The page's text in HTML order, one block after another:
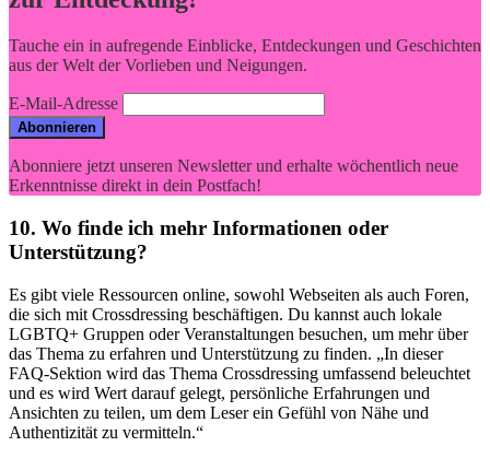
Tauche ein in aufregende Einblicke, Entdeckungen und Geschichten
aus der Welt der Vorlieben und Neigungen.
E-Mail-Adresse
Abonniere jetzt unseren Newsletter und erhalte wöchentlich neue
Erkenntnisse direkt in dein Postfach!
10. Wo finde ich⁣ mehr Informationen oder
Unterstützung?
Es ​gibt ⁣viele Ressourcen online,‍ sowohl Webseiten als auch Foren,
die sich mit ⁢Crossdressing beschäftigen. Du kannst auch lokale
LGBTQ+ Gruppen oder Veranstaltungen besuchen, um mehr über
das Thema zu erfahren und Unterstützung zu ⁤finden. „In dieser
FAQ-Sektion wird das ‌Thema Crossdressing umfassend beleuchtet
und es⁣ wird Wert darauf gelegt, persönliche Erfahrungen und
Ansichten zu teilen, um ⁤dem Leser ein Gefühl von Nähe und
Authentizität zu vermitteln.“